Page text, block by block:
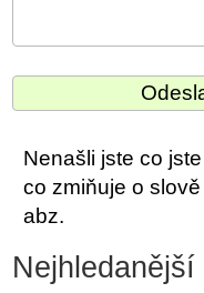
Nenašli jste co
co zmiňuje o
abz.
Nejhledanější